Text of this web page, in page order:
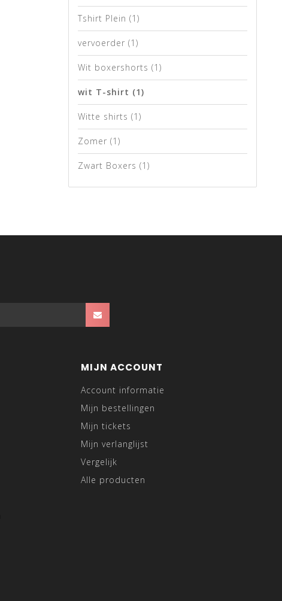
Tshirt Plein (1)
vervoerder (1)
Wit boxershorts (1)
wit T-shirt (1)
Witte shirts (1)
Zomer (1)
Zwart Boxers (1)
MIJN ACCOUNT
Account informatie
Mijn bestellingen
Mijn tickets
Mijn verlanglijst
Vergelijk
Alle producten